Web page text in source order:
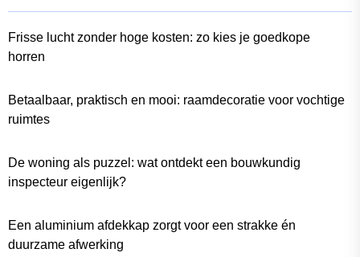
Frisse lucht zonder hoge kosten: zo kies je goedkope
horren
Betaalbaar, praktisch en mooi: raamdecoratie voor vochtige
ruimtes
De woning als puzzel: wat ontdekt een bouwkundig
inspecteur eigenlijk?
Een aluminium afdekkap zorgt voor een strakke én
duurzame afwerking